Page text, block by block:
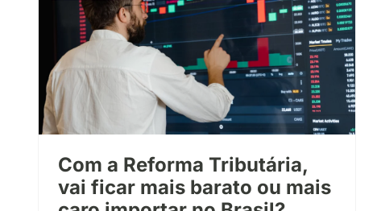
Com a Reforma Tributária,
vai ficar mais barato ou mais